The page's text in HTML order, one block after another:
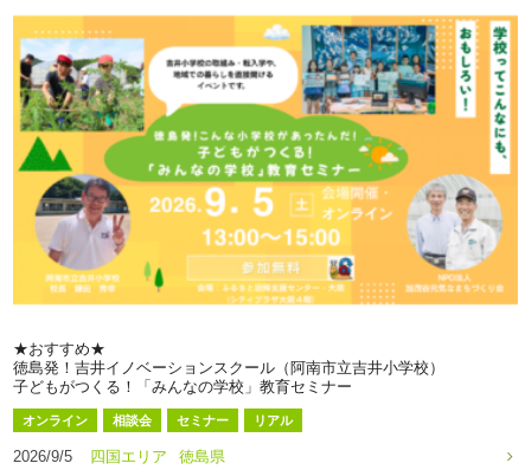
★おすすめ★
徳島発！吉井イノベーションスクール（阿南市立吉井小学校）
子どもがつくる！「みんなの学校」教育セミナー
オンライン 相談会 セミナー リアル
2026/9/5 四国エリア 徳島県